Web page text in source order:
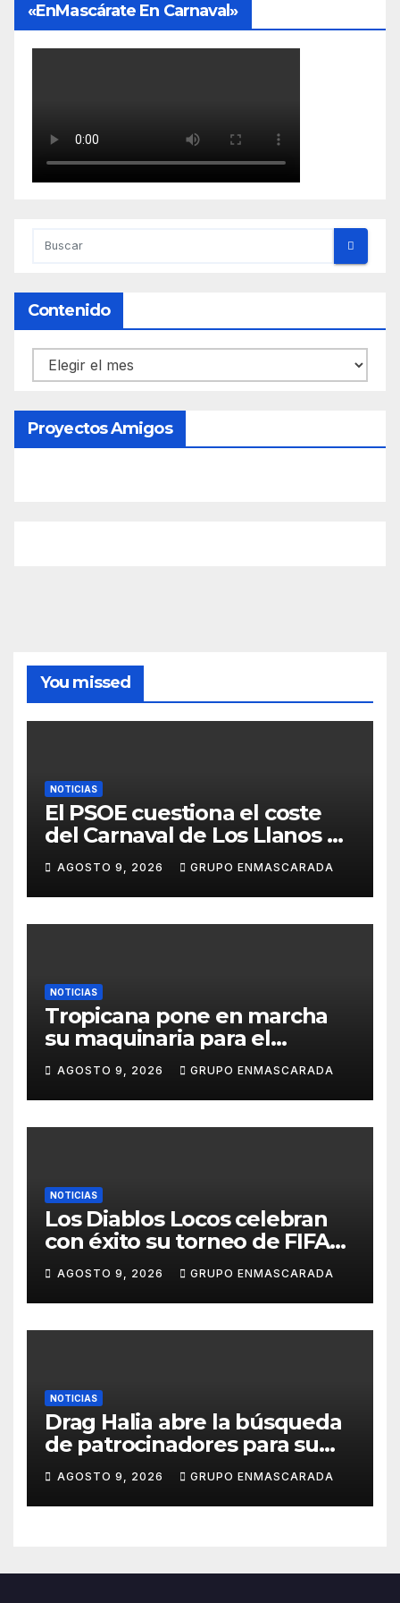
«EnMascárate En Carnaval»
Contenido
Contenido
Proyectos Amigos
You missed
NOTICIAS
El PSOE cuestiona el coste
del Carnaval de Los Llanos de
Aridane y reclama mayor
control del gasto municipal
AGOSTO 9, 2026 GRUPO ENMASCARADA
NOTICIAS
Tropicana pone en marcha
su maquinaria para el
Carnaval 2027 con los
primeros ensayos de Lucas
Darias
AGOSTO 9, 2026 GRUPO ENMASCARADA
NOTICIAS
Los Diablos Locos celebran
con éxito su torneo de FIFA
durante el verano
AGOSTO 9, 2026 GRUPO ENMASCARADA
NOTICIAS
Drag Halia abre la búsqueda
de patrocinadores para su
participación en el Carnaval
de Las Palmas de Gran
Canaria 2027
AGOSTO 9, 2026 GRUPO ENMASCARADA